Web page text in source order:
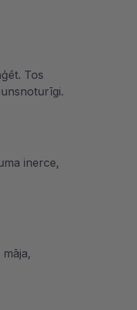
Tos
inerce,